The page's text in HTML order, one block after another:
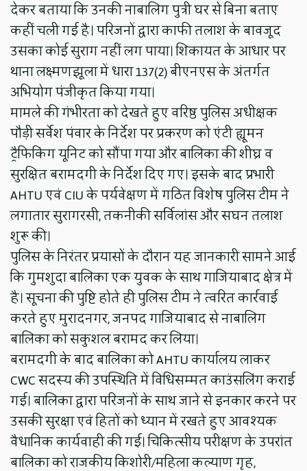
देकर बताया कि उनकी नाबालिग पुत्री घर से बिना बताए
कहीं चली गई है। परिजनों द्वारा काफी तलाश के बावजूद
उसका कोई सुराग नहीं लग पाया। शिकायत के आधार पर
थाना लक्ष्मणझूला में धारा 137(2) बीएनएस के अंतर्गत
अभियोग पंजीकृत किया गया।
मामले की गंभीरता को देखते हुए वरिष्ठ पुलिस अधीक्षक
पौड़ी सर्वेश पंवार के निर्देश पर प्रकरण को एंटी ह्यूमन
ट्रैफिकिंग यूनिट को सौंपा गया और बालिका की शीघ्र व
सुरक्षित बरामदगी के निर्देश दिए गए। इसके बाद प्रभारी
AHTU एवं CIU के पर्यवेक्षण में गठित विशेष पुलिस टीम ने
लगातार सुरागरसी, तकनीकी सर्विलांस और सघन तलाश
शुरू की।
पुलिस के निरंतर प्रयासों के दौरान यह जानकारी सामने आई
कि गुमशुदा बालिका एक युवक के साथ गाजियाबाद क्षेत्र में
है। सूचना की पुष्टि होते ही पुलिस टीम ने त्वरित कार्रवाई
करते हुए मुरादनगर, जनपद गाजियाबाद से नाबालिग
बालिका को सकुशल बरामद कर लिया।
बरामदगी के बाद बालिका को AHTU कार्यालय लाकर
CWC सदस्य की उपस्थिति में विधिसम्मत काउंसलिंग कराई
गई। बालिका द्वारा परिजनों के साथ जाने से इनकार करने पर
उसकी सुरक्षा एवं हितों को ध्यान में रखते हुए आवश्यक
वैधानिक कार्यवाही की गई। चिकित्सीय परीक्षण के उपरांत
बालिका को राजकीय किशोरी/महिला कल्याण गृह,